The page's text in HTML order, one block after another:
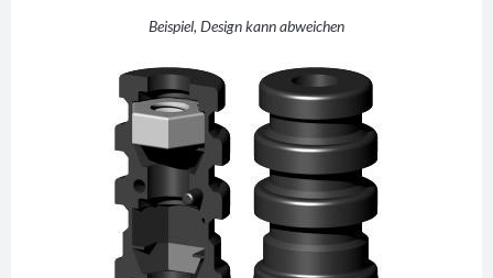
Beispiel, Design kann abweichen